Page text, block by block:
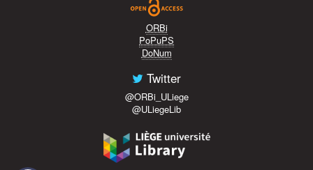
ORBi
PoPuPS
DoNum
Twitter
@ORBi_ULiege
@ULiegeLib